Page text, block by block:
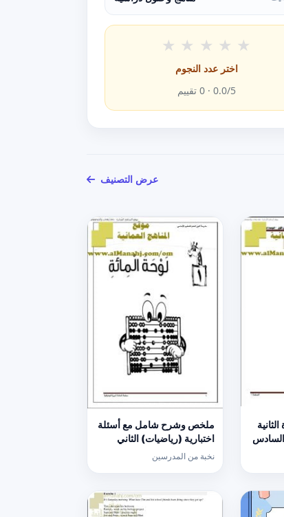
★ ★ ★ ★ ★
اختر عدد النجوم
0.0/5 ·
0 تقييم
عرض التصنيف
ملخص وشرح شامل مع أسئلة
اختبارية (رياضيات) الثاني
نخبة من المدرسين